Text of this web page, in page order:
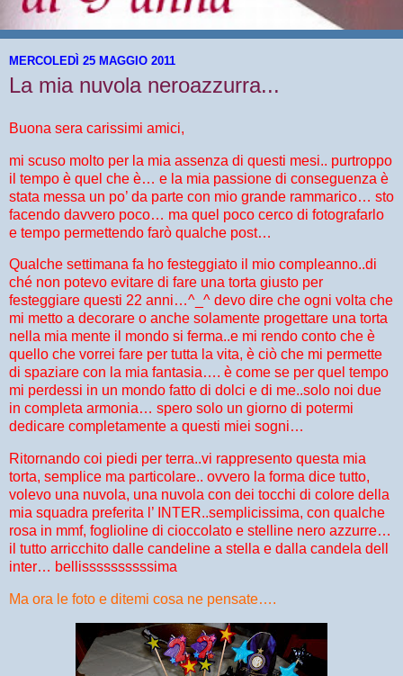
MERCOLEDÌ 25 MAGGIO 2011
La mia nuvola neroazzurra...
Buona sera carissimi amici,
mi scuso molto per la mia assenza di questi mesi.. purtroppo
il tempo è quel che è… e la mia passione di conseguenza è
stata messa un po’ da parte con mio grande rammarico… sto
facendo davvero poco… ma quel poco cerco di fotografarlo
e tempo permettendo farò qualche post…
Qualche settimana fa ho festeggiato il mio compleanno..di
ché non potevo evitare di fare una torta giusto per
festeggiare questi 22 anni…^_^ devo dire che ogni volta che
mi metto a decorare o anche solamente progettare una torta
nella mia mente il mondo si ferma..e mi rendo conto che è
quello che vorrei fare per tutta la vita, è ciò che mi permette
di spaziare con la mia fantasia…. è come se per quel tempo
mi perdessi in un mondo fatto di dolci e di me..solo noi due
in completa armonia… spero solo un giorno di potermi
dedicare completamente a questi miei sogni…
Ritornando coi piedi per terra..vi rappresento questa mia
torta, semplice ma particolare.. ovvero la forma dice tutto,
volevo una nuvola, una nuvola con dei tocchi di colore della
mia squadra preferita l’ INTER..semplicissima, con qualche
rosa in mmf, foglioline di cioccolato e stelline nero azzurre…
il tutto arricchito dalle candeline a stella e dalla candela dell
inter… bellissssssssssima
Ma ora le foto e ditemi cosa ne pensate….